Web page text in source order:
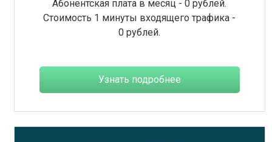
Абонентская плата в месяц - 0 рублей.
Стоимость 1 минуты входящего трафика -
0 рублей.
Узнать подробнее